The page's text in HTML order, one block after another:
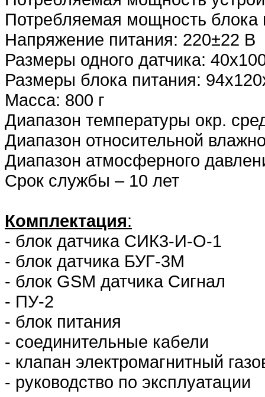
Потребляемая мощность блока
Напряжение питания: 220±22 В
Размеры одного датчика:
Размеры блока питания:
Масса: 800 г
Диапазон температуры окр.
Диапазон относительной
Диапазон атмосферного
Срок службы – 10 лет
Комплектация:
- блок датчика СИК3-И-О-1
- блок датчика БУГ-3М
- блок GSM датчика Сигнал
- ПУ-2
- блок питания
- соединительные кабели
- клапан электромагнитный
- руководство по эксплуатации